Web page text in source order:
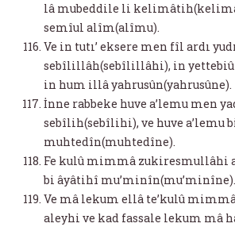
lâ mubeddile li
semîul alîm(alîmu).
Ve in tutı’ eksere men fîl ardı
sebîlillâh(sebîlillâhi), in
in hum illâ yahrusûn(yahrusûne).
İnne rabbeke huve a’lemu men
sebîlih(sebîlihi), ve huve a’lemu
muhtedîn(muhtedîne).
Fe kulû mimmâ zukiresmullâhi
bi âyâtihî mu’minîn(mu’minîne).
Ve mâ lekum ellâ te’kulû
aleyhi ve kad fassale lekum mâ